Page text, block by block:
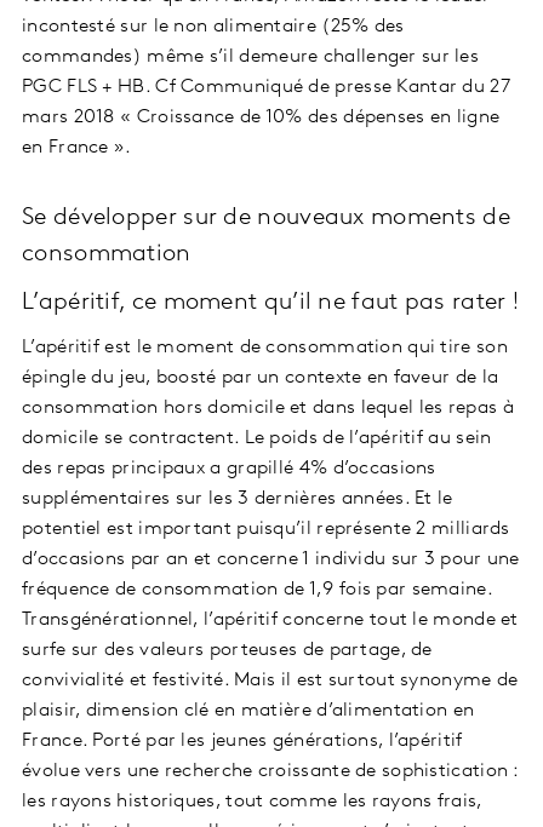
incontesté sur le non alimentaire (25% des
commandes) même s’il demeure challenger sur les
PGC FLS + HB. Cf Communiqué de presse Kantar du 27
mars 2018 « Croissance de 10% des dépenses en ligne
en France ».
Se développer sur de nouveaux moments de
consommation
L’apéritif, ce moment qu’il ne faut pas rater !
L’apéritif est le moment de consommation qui tire son
épingle du jeu, boosté par un contexte en faveur de la
consommation hors domicile et dans lequel les repas à
domicile se contractent. Le poids de l’apéritif au sein
des repas principaux a grapillé 4% d’occasions
supplémentaires sur les 3 dernières années. Et le
potentiel est important puisqu’il représente 2 milliards
d’occasions par an et concerne 1 individu sur 3 pour une
fréquence de consommation de 1,9 fois par semaine.
Transgénérationnel, l’apéritif concerne tout le monde et
surfe sur des valeurs porteuses de partage, de
convivialité et festivité. Mais il est surtout synonyme de
plaisir, dimension clé en matière d’alimentation en
France. Porté par les jeunes générations, l’apéritif
évolue vers une recherche croissante de sophistication :
les rayons historiques, tout comme les rayons frais,